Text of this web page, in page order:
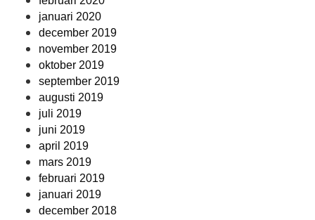
januari 2020
december 2019
november 2019
oktober 2019
september 2019
augusti 2019
juli 2019
juni 2019
april 2019
mars 2019
februari 2019
januari 2019
december 2018